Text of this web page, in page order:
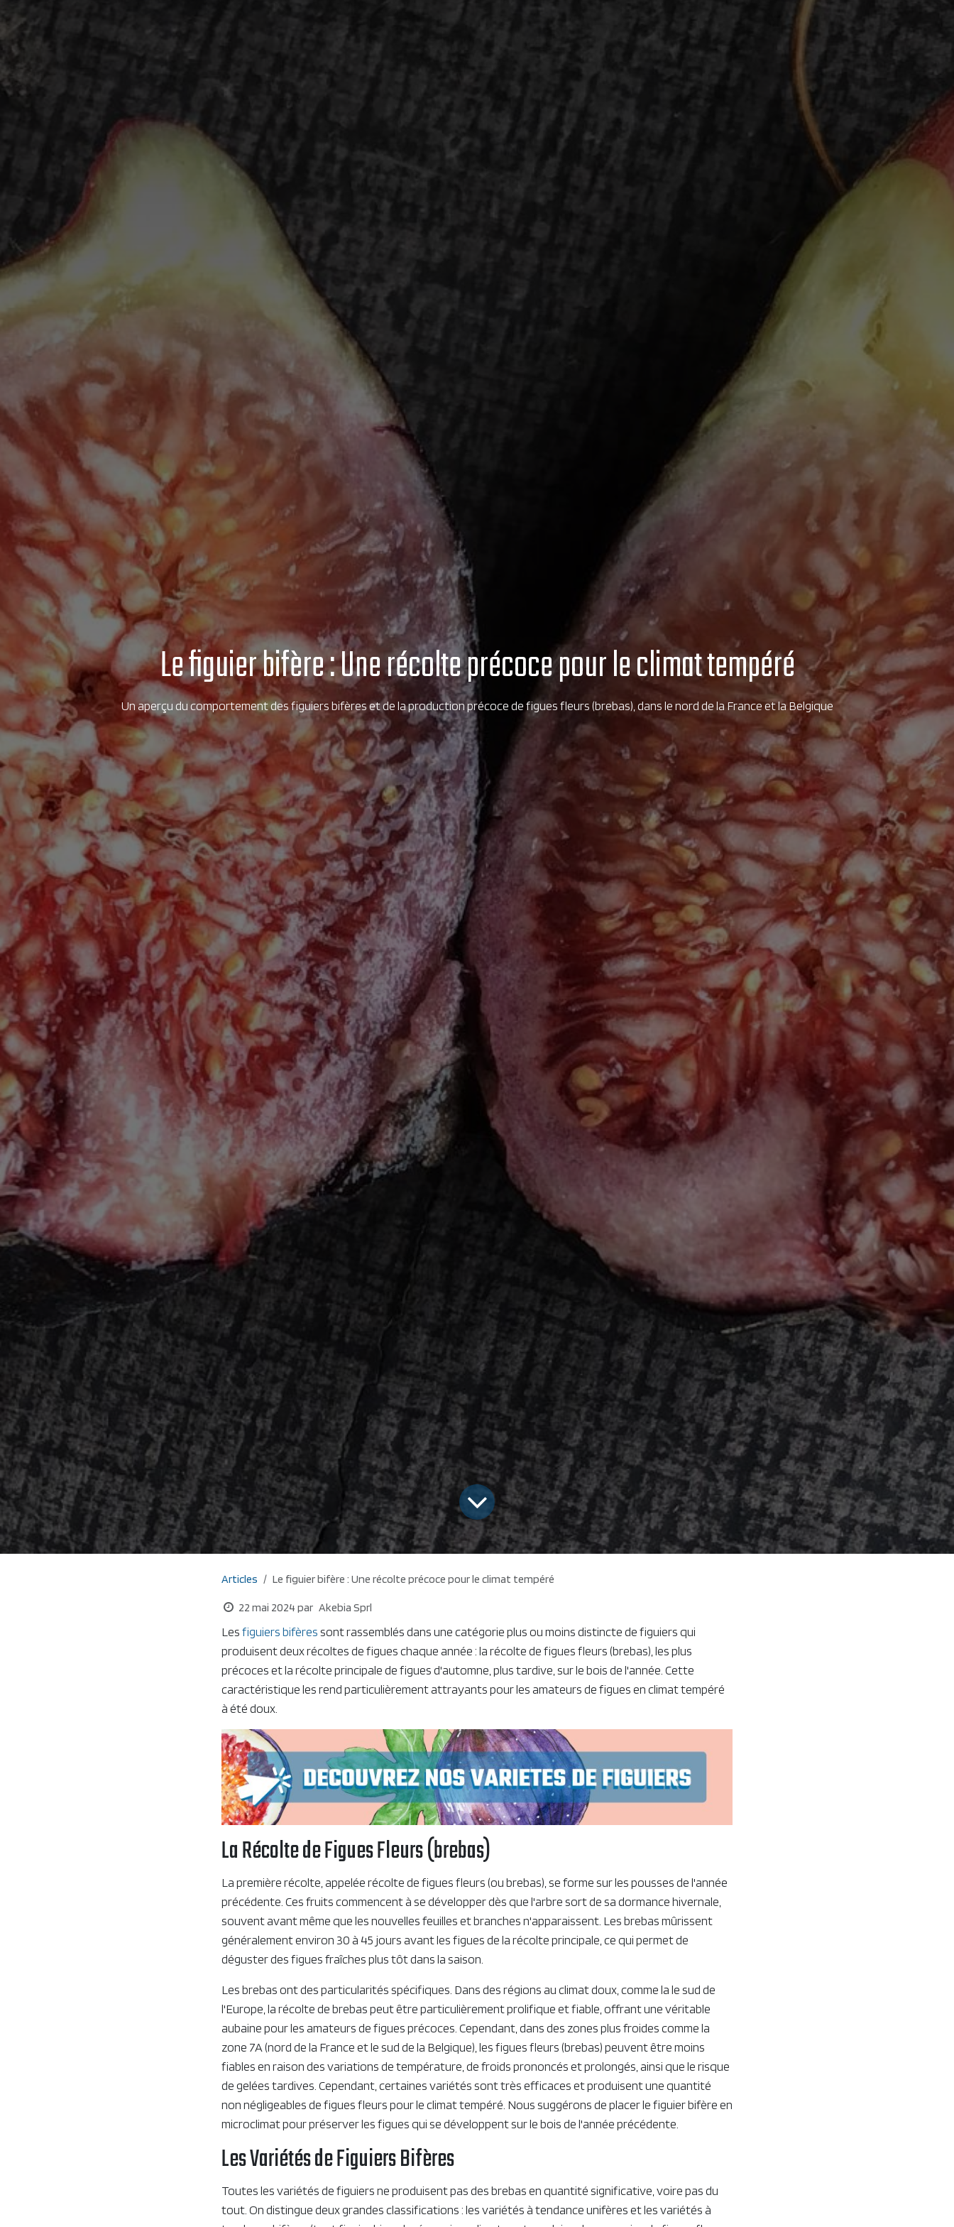
Le figuier bifère : Une récolte précoce pour le climat tempéré
Un aperçu du comportement des figuiers bifères et de la production précoce de figues fleurs (brebas), dans le nord de la France et la Belgique
Articles Le figuier bifère : Une récolte précoce pour le climat tempéré
22 mai 2024 par Akebia Sprl
Lesfiguiers bifères sont rassemblés dans une catégorie plus ou moins distincte de figuiers qui
produisent deux récoltes de figues chaque année : la récolte de figues fleurs (brebas), les plus
précoces et la récolte principale de figues d'automne, plus tardive, sur le bois de l'année. Cette
caractéristique les rend particulièrement attrayants pour les amateurs de figues en climat tempéré
à été doux.
La Récolte de Figues Fleurs (brebas)
La première récolte, appelée récolte de figues fleurs (ou brebas), se forme sur les pousses de l'année
précédente. Ces fruits commencent à se développer dès que l'arbre sort de sa dormance hivernale,
souvent avant même que les nouvelles feuilles et branches n'apparaissent. Les brebas mûrissent
généralement environ 30 à 45 jours avant les figues de la récolte principale, ce qui permet de
déguster des figues fraîches plus tôt dans la saison.
Les brebas ont des particularités spécifiques. Dans des régions au climat doux, comme la le sud de
l'Europe, la récolte de brebas peut être particulièrement prolifique et fiable, offrant une véritable
aubaine pour les amateurs de figues précoces. Cependant, dans des zones plus froides comme la
zone 7A (nord de la France et le sud de la Belgique), les figues fleurs (brebas) peuvent être moins
fiables en raison des variations de température, de froids prononcés et prolongés, ainsi que le risque
de gelées tardives. Cependant, certaines variétés sont très efficaces et produisent une quantité
non négligeables de figues fleurs pour le climat tempéré. Nous suggérons de placer le figuier bifère en
microclimat pour préserver les figues qui se développent sur le bois de l'année précédente.
Les Variétés de Figuiers Bifères
Toutes les variétés de figuiers ne produisent pas des brebas en quantité significative, voire pas du
tout. On distingue deux grandes classifications : les variétés à tendance unifères et les variétés à